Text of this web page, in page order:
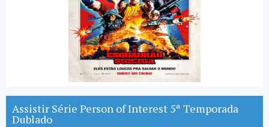
Assistir Série Person of Interest 5ª Temporada
Dublado